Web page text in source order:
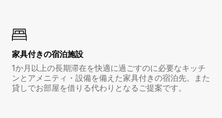
家具付き⁠の宿⁠泊⁠施⁠設
1か月以上の長期滞在を快適に過ごすのに必要なキッチ
ンとアメニティ・設備を備えた家具付きの宿泊先。また
貸しでお部屋を借りる代わりとなるご提案です。